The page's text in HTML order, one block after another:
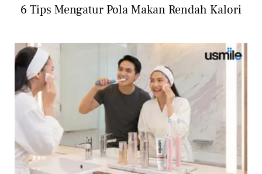
6 Tips Mengatur Pola Makan Rendah Kalori